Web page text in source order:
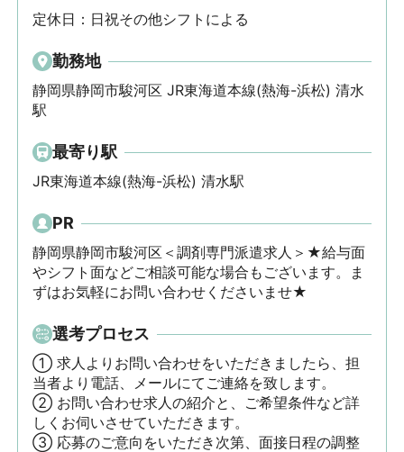
定休日：日祝その他シフトによる
勤務地
静岡県静岡市駿河区 JR東海道本線(熱海-浜松) 清水
駅
最寄り駅
JR東海道本線(熱海-浜松) 清水駅
PR
静岡県静岡市駿河区＜調剤専門派遣求人＞★給与面
やシフト面などご相談可能な場合もございます。ま
ずはお気軽にお問い合わせくださいませ★
選考プロセス
① 求人よりお問い合わせをいただきましたら、担
当者より電話、メールにてご連絡を致します。
② お問い合わせ求人の紹介と、ご希望条件など詳
しくお伺いさせていただきます。
③ 応募のご意向をいただき次第、面接日程の調整